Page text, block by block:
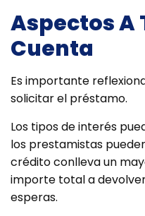
Aspectos A
Cuenta
Es importante
solicitar el préstamo.
Los tipos de interés
los prestamistas
crédito conlleva un
importe total a
esperas.